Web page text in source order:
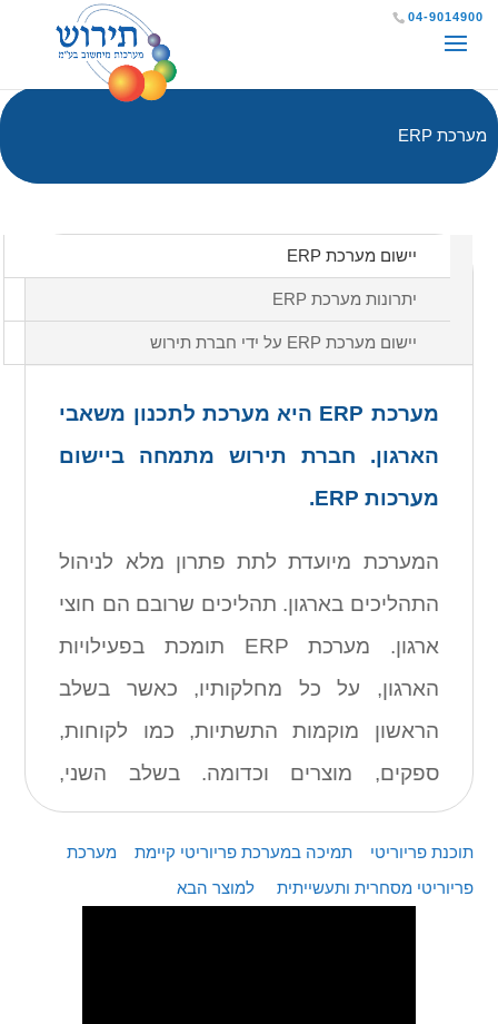
שִׂים
בְּאֲתָר
זֶה
מֻפְעֶלֶת
בִּקְלִיק
04-9014900
מערכת ERP
יישום מערכת ERP
יתרונות מערכת ERP
יישום מערכת ERP על ידי חברת תירוש
מערכת ERP היא מערכת לתכנון משאבי
הארגון. חברת תירוש מתמחה ביישום
מערכות ERP.
המערכת מיועדת לתת פתרון מלא לניהול
התהליכים בארגון. תהליכים שרובם הם חוצי
ארגון. מערכת ERP תומכת בפעילויות
הארגון, על כל מחלקותיו, כאשר בשלב
הראשון מוקמות התשתיות, כמו לקוחות,
ספקים, מוצרים וכדומה. בשלב השני,
מטמיעים את התהליכים המתאימים בתוך
מערכת ה-ERP, משקפים את התהליכים
בתוך "שלד המערכת" שייצר יצרן ה-ERP.
תוכנת פריוריטי תמיכה במערכת פריוריטי קיימת
מערכת
פריוריטי מסחרית ותעשייתית
למוצר הבא